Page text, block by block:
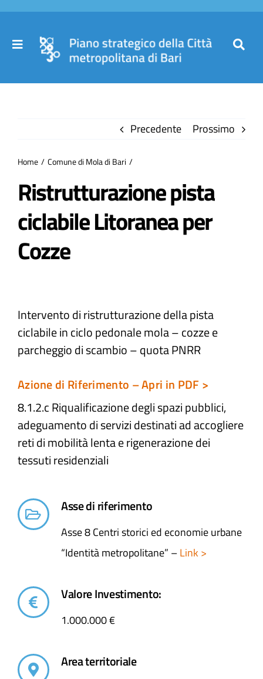
Salta
contenuto
Toggle
Partecipa
Comuni
Notizie
Precedente Prossimo
Home Comune di Mola di Bari
Ristrutturazione pista
ciclabile Litoranea per
Cozze
Intervento di ristrutturazione della pista
ciclabile in ciclo pedonale mola – cozze e
parcheggio di scambio – quota PNRR
Azione di Riferimento – Apri in PDF >
8.1.2.c Riqualificazione degli spazi pubblici,
adeguamento di servizi destinati ad accogliere
reti di mobilità lenta e rigenerazione dei
tessuti residenziali
Asse di riferimento
Asse 8 Centri storici ed economie urbane
“Identità metropolitane” –Link >
Valore Investimento:
1.000.000 €
Area territoriale